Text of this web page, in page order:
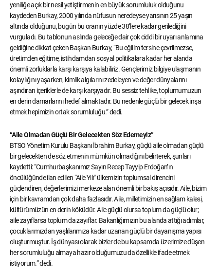
yeniliğe açık bir nesil yetiştirmenin en büyük sorumluluk olduğunu
kaydeden Burkay, 2000 yılında nüfusun neredeyse yarısının 25 yaşın
altında olduğunu, bugün bu oranın yüzde 38’lere kadar gerilediğini
vurguladı. Bu tablonun aslında geleceğe dair çok ciddi bir uyarı anlamına
geldiğine dikkat çeken Başkan Burkay, “Bu eğilim tersine çevrilmezse,
üretimden eğitime, istihdamdan sosyal politikalara kadar her alanda
önemli zorluklarla karşı karşıya kalabiliriz. Gençlerimiz bilgiye ulaşmanın
kolaylığını yaşarken, kimlik algılarını zedeleyen ve değer dünyalarını
aşındıran içeriklerle de karşı karşıyadır. Bu sessiz tehlike, toplumumuzun
en derin damarlarını hedef almaktadır. Bu nedenle güçlü bir gelecek inşa
etmek hepimizin ortak sorumluluğu.” dedi.
“Aile Olmadan Güçlü Bir Gelecekten Söz Edemeyiz”
BTSO Yönetim Kurulu Başkanı İbrahim Burkay, güçlü aile olmadan güçlü
bir gelecekten de söz etmenin mümkün olmadığını belirterek, şunları
kaydetti: “Cumhurbaşkanımız Sayın Recep Tayyip Erdoğan’ın
öncülüğünde ilan edilen “Aile Yılı” ülkemizin toplumsal direncini
güçlendiren, değerlerimizi merkeze alan önemli bir bakış açısıdır. Aile, bizim
için bir kavramdan çok daha fazlasıdır. Aile, milletimizin en sağlam kalesi,
kültürümüzün en derin köküdür. Aile güçlü olursa toplum da güçlü olur;
aile zayıflarsa toplum da zayıflar. Bakanlığımızın bu alanda attığı adımlar,
çocuklarımızdan yaşlılarımıza kadar uzanan güçlü bir dayanışma yapısı
oluşturmuştur. İş dünyası olarak bizler de bu kapsamda üzerimize düşen
her sorumluluğu almaya hazır olduğumuzu da özellikle ifade etmek
istiyorum.” dedi.